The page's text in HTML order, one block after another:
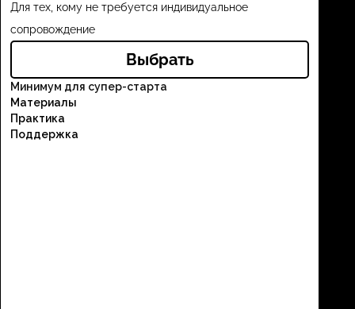
Для тех, кому не требуется индивидуальное
сопровождение
Выбрать
Минимум для супер-старта
Материалы
Практика
Поддержка